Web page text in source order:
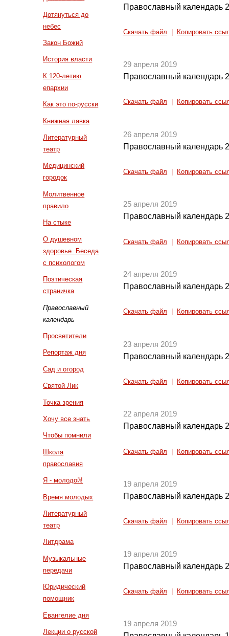
Дотянуться до
небес
Закон Божий
История власти
К 120-летию
епархии
Как это по-русски
Книжная лавка
Литературный
театр
Медицинский
городок
Молитвенное
правило
На стыке
О душевном
здоровье. Беседа
с психологом
Поэтическая
страничка
Православный
календарь
Просветители
Репортаж дня
Сад и огород
Святой Лик
Точка зрения
Хочу все знать
Чтобы помнили
Школа
православия
Я - молодой!
Время молодых
Литературный
театр
Литдрама
Музыкальные
передачи
Юридический
помощник
Евангелие дня
Лекции о русской
Православный календарь
Скачать файл Копировать
29 апреля 2019
Православный календарь
Скачать файл Копировать
26 апреля 2019
Православный календарь
Скачать файл Копировать
25 апреля 2019
Православный календарь
Скачать файл Копировать
24 апреля 2019
Православный календарь
Скачать файл Копировать
23 апреля 2019
Православный календарь
Скачать файл Копировать
22 апреля 2019
Православный календарь
Скачать файл Копировать
19 апреля 2019
Православный календарь
Скачать файл Копировать
19 апреля 2019
Православный календарь
Скачать файл Копировать
19 апреля 2019